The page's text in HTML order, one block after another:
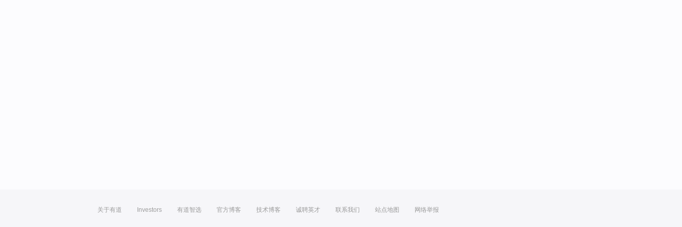
关于有道 Investors 有道智选 官方博客 技术博客 诚聘英才 联系我们 站点地图 网络举报